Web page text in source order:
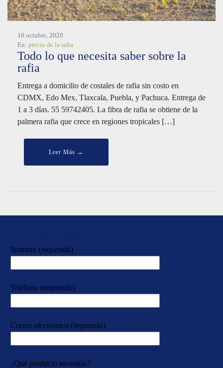
16 octubre, 2020
En: precio de la rafia
Todo lo que necesita saber sobre la
rafia
Entrega a domicilio de costales de rafia sin costo en
CDMX, Edo Mex, Tlaxcala, Puebla, y Pachuca. Entrega de
1 a 3 días. 55 59742405. La fibra de rafia se obtiene de la
palmera rafia que crece en regiones tropicales […]
Leer Más →
Nombre (requerido)
Teléfono (requerido)
Correo electrónico (requerido)
¿Qué producto necesitas?